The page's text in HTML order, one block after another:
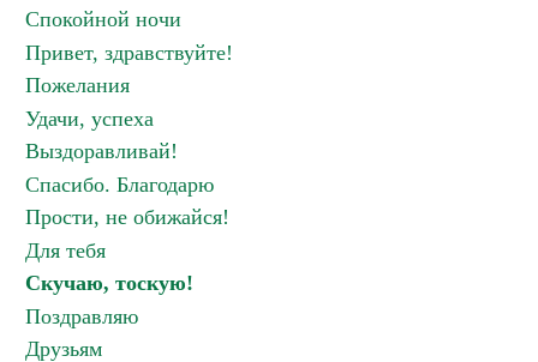
Спокойной ночи
Привет, здравствуйте!
Пожелания
Удачи, успеха
Выздоравливай!
Спасибо. Благодарю
Прости, не обижайся!
Для тебя
Скучаю, тоскую!
Поздравляю
Друзьям